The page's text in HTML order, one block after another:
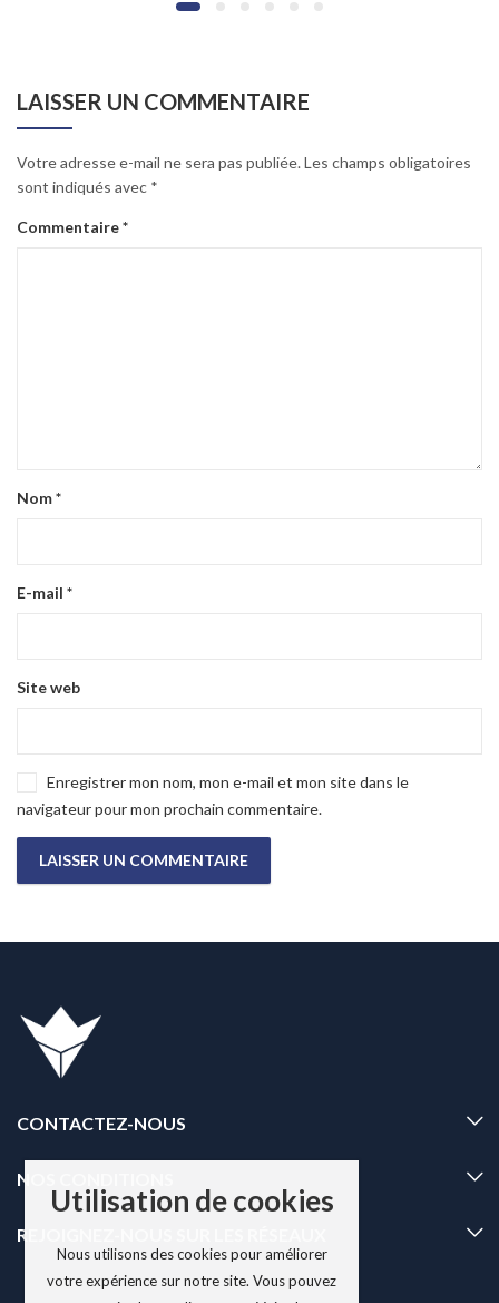
LAISSER UN COMMENTAIRE
Votre adresse e-mail ne sera pas publiée.Les champs obligatoires
sont indiqués avec *
Commentaire*
Nom*
E-mail *
Site web
Enregistrer mon nom, mon e-mail et mon site dans le
navigateur pour mon prochain commentaire.
CONTACTEZ-NOUS
NOS CONDITIONS
REJOIGNEZ-NOUS SUR LES RÉSEAUX
Utilisation de cookies
Nous utilisons des cookies pour améliorer
votre expérience sur notre site. Vous pouvez